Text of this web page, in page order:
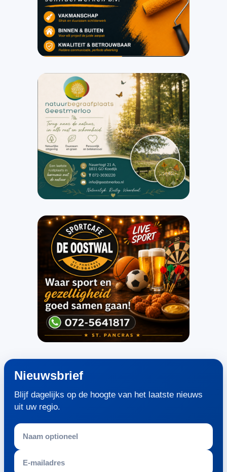
Nieuwsbrief
Blijf dagelijks op de hoogte van het laatste nieuws
uit uw regio.